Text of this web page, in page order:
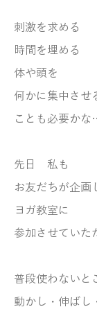
刺激を求める
時間を埋める
体や頭を
何かに集中させ
ことも必要か
先日 私も
お友だちが企画
ヨガ教室に
参加させていた
普段使わないと
動かし・伸ばし